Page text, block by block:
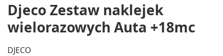
Djeco Zestaw naklejek
wielorazowych Auta +18mc
DJECO